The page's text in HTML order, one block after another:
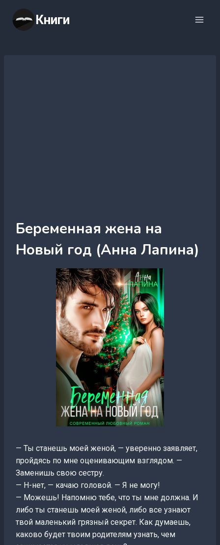
содержимому
Книги
Беременная жена на
Новый год (Анна Лапина)
— Ты станешь моей женой, — уверенно заявляет,
пройдясь по мне оценивающим взглядом. —
Заменишь свою сестру.
— Н-нет, — качаю головой. — Я не могу!
— Можешь! Напомню тебе, что ты мне должна. И
либо ты станешь моей женой, либо все узнают
твой маленький грязный секрет. Как думаешь,
каково будет твоим родителям узнать, чем